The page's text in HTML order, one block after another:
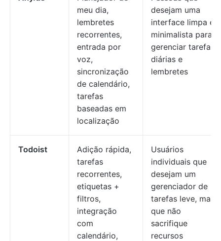
meu dia,
lembretes
recorrentes,
entrada por
voz,
sincronização
de calendário,
tarefas
baseadas em
localização
desejam uma
interface limpa e
minimalista para
gerenciar tarefas
diárias e
lembretes
Todoist
Adição rápida,
tarefas
recorrentes,
etiquetas +
filtros,
integração
com
calendário,
Usuários
individuais que
desejam um
gerenciador de
tarefas leve, mas
que não
sacrifique
recursos